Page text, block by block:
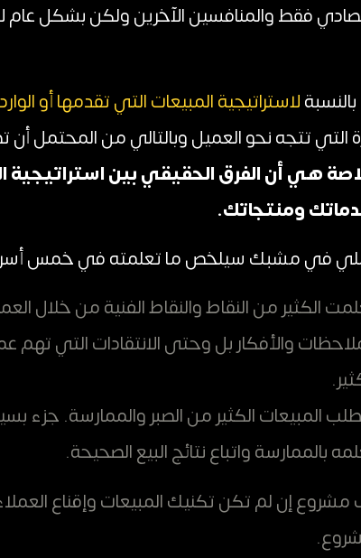
فقط والمنافسين الآخرين ولكن بشكل عام
لاستراتيجية المبيعات التي تقدمها أو
التي تتجه نحو العميل وبالتالي من المحتمل
هي أن الفرق الحقيقي بين استراتيجية
ومنتجاتك.
في مشبك سيلخص ما تعلمته في خمس
الكثير من النقاط والنقاط الفنية من خلال
والأفكار بل وحتى الانتقادات
المبيعات الكثير من الصبر والممارسة. جزء
بالممارسة واتباع نتائج البيع الصحيحة.
إن لم تكن تكنيك المبيعات وإقناع